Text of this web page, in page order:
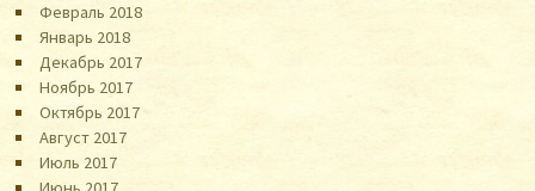
Февраль 2018
Январь 2018
Декабрь 2017
Ноябрь 2017
Октябрь 2017
Август 2017
Июль 2017